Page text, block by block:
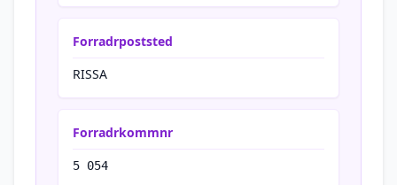
Forradrpoststed
RISSA
Forradrkommnr
5 054